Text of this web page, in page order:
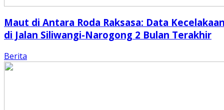
Maut di Antara Roda Raksasa: Data
di Jalan Siliwangi-Narogong 2 Bulan Terakhir
Berita